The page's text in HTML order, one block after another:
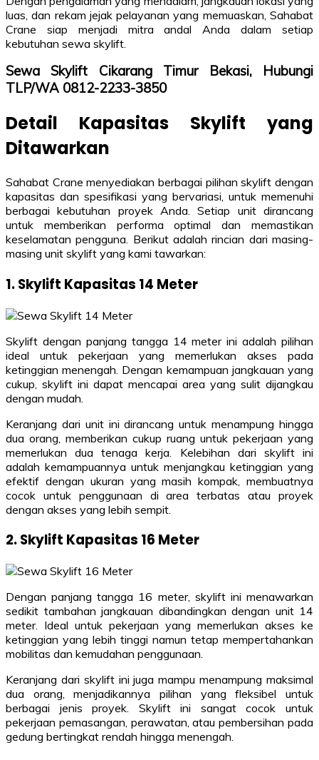
luas, dan rekam jejak pelayanan yang memuaskan, Sahabat
Crane siap menjadi mitra andal Anda dalam setiap
kebutuhan sewa skylift.
Sewa Skylift Cikarang Timur Bekasi, Hubungi
TLP/WA 0812-2233-3850
Detail Kapasitas Skylift yang
Ditawarkan
Sahabat Crane menyediakan berbagai pilihan skylift dengan
kapasitas dan spesifikasi yang bervariasi, untuk memenuhi
berbagai kebutuhan proyek Anda. Setiap unit dirancang
untuk memberikan performa optimal dan memastikan
keselamatan pengguna. Berikut adalah rincian dari masing-
masing unit skylift yang kami tawarkan:
1. Skylift Kapasitas 14 Meter
Skylift dengan panjang tangga 14 meter ini adalah pilihan
ideal untuk pekerjaan yang memerlukan akses pada
ketinggian menengah. Dengan kemampuan jangkauan yang
cukup, skylift ini dapat mencapai area yang sulit dijangkau
dengan mudah.
Keranjang dari unit ini dirancang untuk menampung hingga
dua orang, memberikan cukup ruang untuk pekerjaan yang
memerlukan dua tenaga kerja. Kelebihan dari skylift ini
adalah kemampuannya untuk menjangkau ketinggian yang
efektif dengan ukuran yang masih kompak, membuatnya
cocok untuk penggunaan di area terbatas atau proyek
dengan akses yang lebih sempit.
2. Skylift Kapasitas 16 Meter
Dengan panjang tangga 16 meter, skylift ini menawarkan
sedikit tambahan jangkauan dibandingkan dengan unit 14
meter. Ideal untuk pekerjaan yang memerlukan akses ke
ketinggian yang lebih tinggi namun tetap mempertahankan
mobilitas dan kemudahan penggunaan.
Keranjang dari skylift ini juga mampu menampung maksimal
dua orang, menjadikannya pilihan yang fleksibel untuk
berbagai jenis proyek. Skylift ini sangat cocok untuk
pekerjaan pemasangan, perawatan, atau pembersihan pada
gedung bertingkat rendah hingga menengah.